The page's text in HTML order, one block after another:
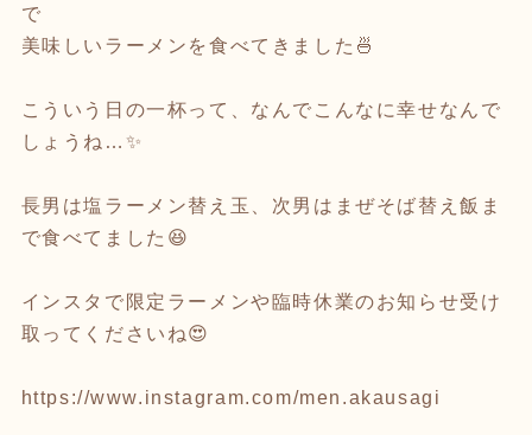
で
美味しいラーメンを食べてきました🍜
こういう日の一杯って、なんでこんなに幸せなんで
しょうね…✨
長男は塩ラーメン替え玉、次男はまぜそば替え飯ま
で食べてました😆
インスタで限定ラーメンや臨時休業のお知らせ受け
取ってくださいね😍
https://www.instagram.com/men.akausagi